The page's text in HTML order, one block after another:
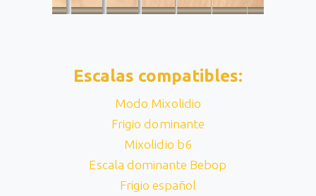
Escalas compatibles:
Modo Mixolidio
Frigio dominante
Mixolidio b6
Escala dominante Bebop
Frigio español